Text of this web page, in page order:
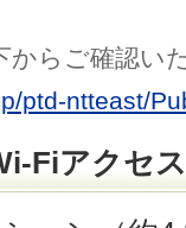
からご確認い
ptd-ntteast/
Fiアクセ